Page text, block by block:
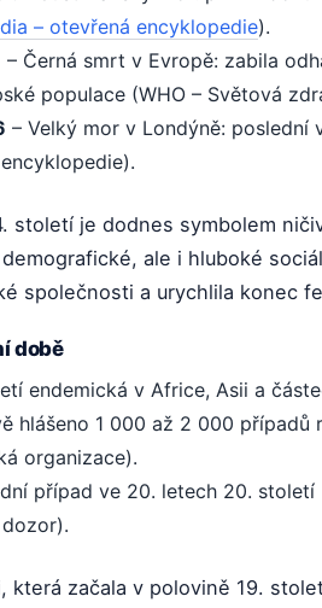
– otevřená encyklopedie).
– Černá smrt v Evropě: zabila
populace (WHO – Světová
– Velký mor v Londýně: poslední
století je dodnes symbolem
ale i hluboké
společnosti a urychlila konec
době
endemická v Africe, Asii a
hlášeno 1 000 až 2 000 případů
organizace).
případ ve 20. letech 20.
která začala v polovině 19.